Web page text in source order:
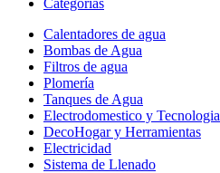
Calentadores de agua
Bombas de Agua
Filtros de agua
Plomería
Tanques de Agua
Electrodomestico y Tecnologia
DecoHogar y Herramientas
Electricidad
Sistema de Llenado